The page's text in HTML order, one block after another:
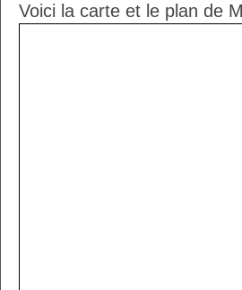
Voici la carte et le plan de